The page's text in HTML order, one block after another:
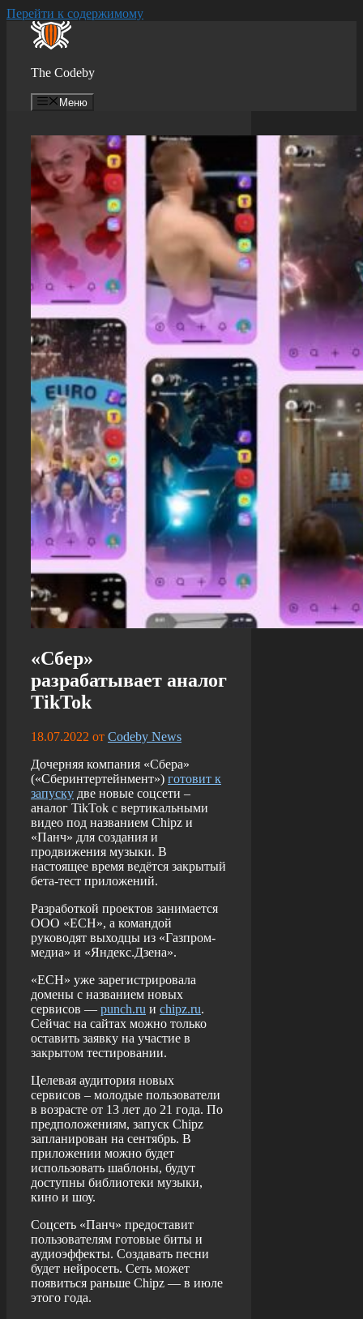
Перейти к содержимому
The Codeby
Меню
«Сбер»
разрабатывает аналог
TikTok
18.07.2022 от Codeby News
Дочерняя компания «Сбера»
(«Сберинтертейнмент») готовит к
запуску две новые соцсети –
аналог TikTok с вертикальными
видео под названием Chipz и
«Панч» для создания и
продвижения музыки. В
настоящее время ведётся закрытый
бета-тест приложений.
Разработкой проектов занимается
ООО «ЕСН», а командой
руководят выходцы из «Газпром-
медиа» и «Яндекс.Дзена».
«ЕСН» уже зарегистрировала
домены с названием новых
сервисов — punch.ru и chipz.ru.
Сейчас на сайтах можно только
оставить заявку на участие в
закрытом тестировании.
Целевая аудитория новых
сервисов – молодые пользователи
в возрасте от 13 лет до 21 года. По
предположениям, запуск Chipz
запланирован на сентябрь. В
приложении можно будет
использовать шаблоны, будут
доступны библиотеки музыки,
кино и шоу.
Соцсеть «Панч» предоставит
пользователям готовые биты и
аудиоэффекты. Создавать песни
будет нейросеть. Сеть может
появиться раньше Chipz — в июле
этого года.